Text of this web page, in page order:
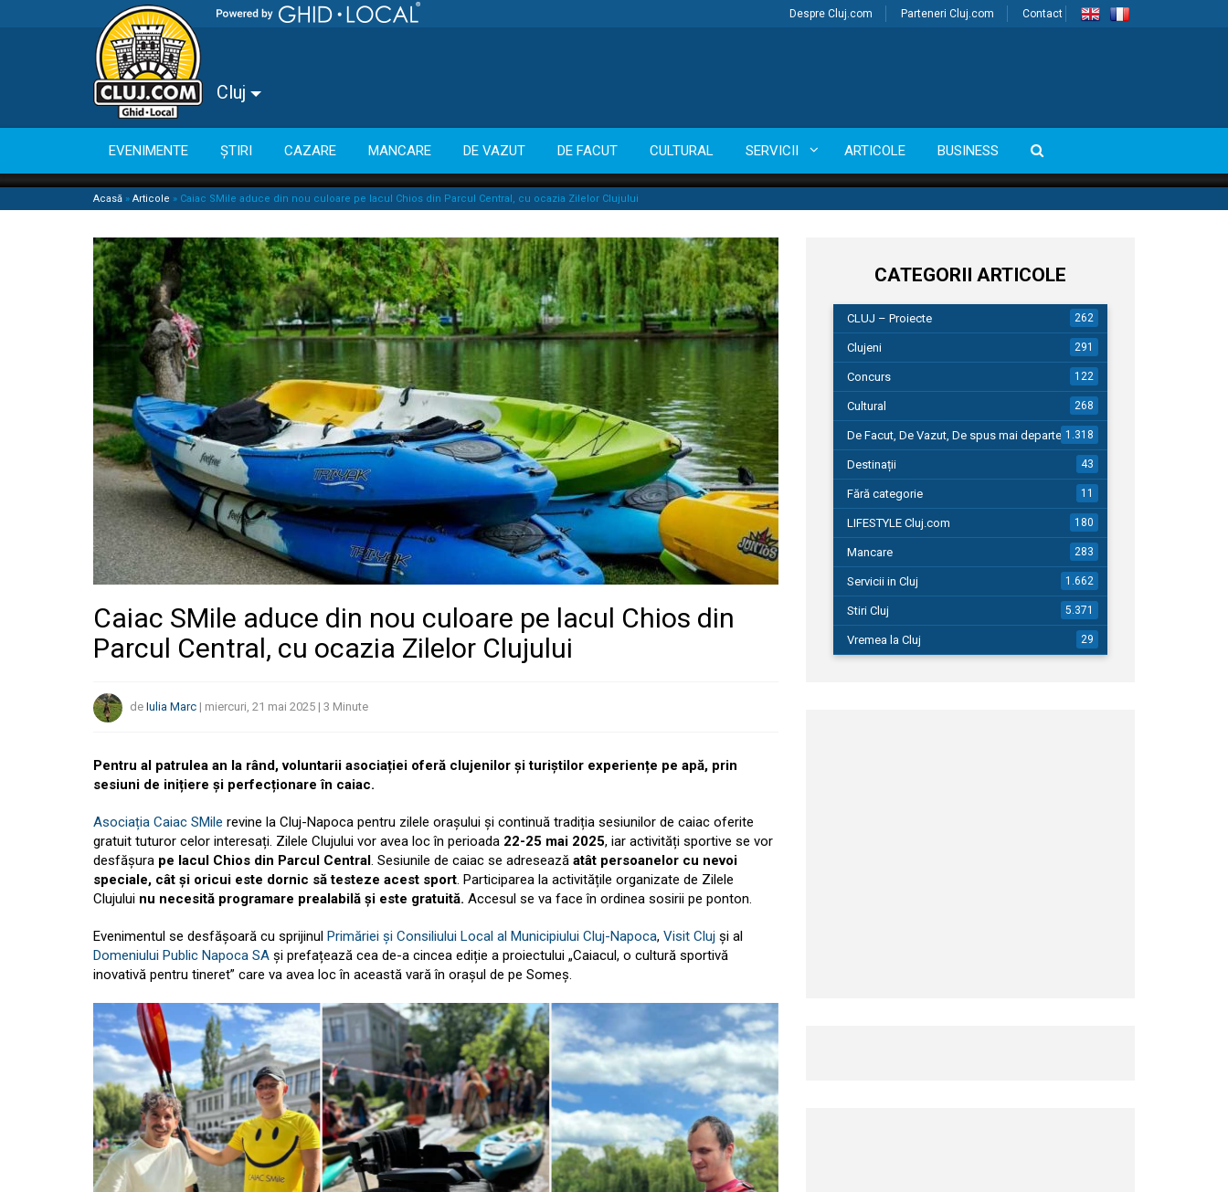
Despre Cluj.com Parteneri Cluj.com Contact
Cluj
EVENIMENTE ȘTIRI CAZARE MANCARE DE VAZUT DE FACUT CULTURAL SERVICII ARTICOLE BUSINESS
Acasă » Articole » Caiac SMile aduce din nou culoare pe lacul Chios din Parcul Central, cu ocazia Zilelor Clujului
Caiac SMile aduce din nou culoare pe lacul Chios din
Parcul Central, cu ocazia Zilelor Clujului
de Iulia Marc | miercuri, 21 mai 2025 | 3 Minute
Pentru al patrulea an la rând, voluntarii asociației oferă clujenilor și turiștilor experiențe pe apă, prin
sesiuni de inițiere și perfecționare în caiac.
Asociația Caiac SMile revine la Cluj-Napoca pentru zilele orașului și continuă tradiția sesiunilor de caiac oferite
gratuit tuturor celor interesați. Zilele Clujului vor avea loc în perioada 22-25 mai 2025, iar activități sportive se vor
desfășura pe lacul Chios din Parcul Central. Sesiunile de caiac se adresează atât persoanelor cu nevoi
speciale, cât și oricui este dornic să testeze acest sport. Participarea la activitățile organizate de Zilele
Clujului nu necesită programare prealabilă și este gratuită. Accesul se va face în ordinea sosirii pe ponton.
Evenimentul se desfășoară cu sprijinul Primăriei și Consiliului Local al Municipiului Cluj-Napoca, Visit Cluj și al
Domeniului Public Napoca SA și prefațează cea de-a cincea ediție a proiectului „Caiacul, o cultură sportivă
inovativă pentru tineret” care va avea loc în această vară în orașul de pe Someș.
CATEGORII ARTICOLE
CLUJ – Proiecte 262
Clujeni 291
Concurs 122
Cultural 268
De Facut, De Vazut, De spus mai departe…1.318
Destinații 43
Fără categorie 11
LIFESTYLE Cluj.com 180
Mancare 283
Servicii in Cluj 1.662
Stiri Cluj 5.371
Vremea la Cluj 29